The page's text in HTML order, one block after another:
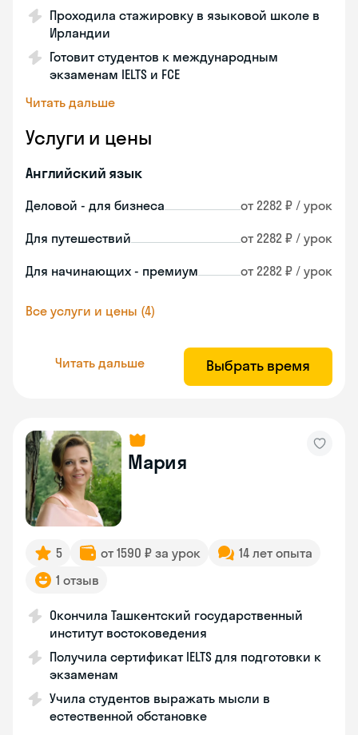
Проходила стажировку в языковой школе в
Ирландии
Готовит студентов к международным
экзаменам IELTS и FCE
Читать дальше
Услуги и цены
Английский язык
Деловой - для бизнеса от 2282 ₽ / урок
Для путешествий от 2282 ₽ / урок
Для начинающих - премиум от 2282 ₽ / урок
Все услуги и цены (4)
Читать дальше Выбрать время
Мария
5 от 1590 ₽ за урок
14 лет опыта
1 отзыв
Окончила Ташкентский государственный
институт востоковедения
Получила сертификат IELTS для подготовки к
экзаменам
Учила студентов выражать мысли в
естественной обстановке